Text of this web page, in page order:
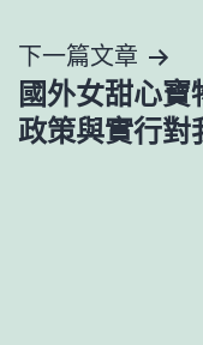
覽
下一篇文章
國外女甜心
政策與實行對